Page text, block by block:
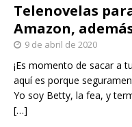
Telenovelas
Amazon,
9 de abril de 2020
¡Es momento de sacar a
aquí es porque
Yo soy Betty, la fea, y
[…]